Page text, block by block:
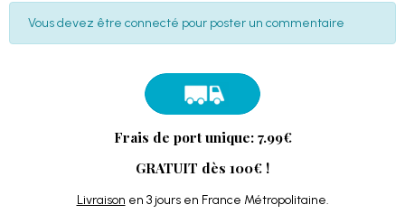
Vous devez être connecté pour poster un commentaire
Frais de port unique: 7.99€
GRATUIT dès 100€ !
Livraison en 3 jours en France Métropolitaine.